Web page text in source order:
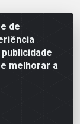
de
melhorar a
2521 -
ES - CEP
75